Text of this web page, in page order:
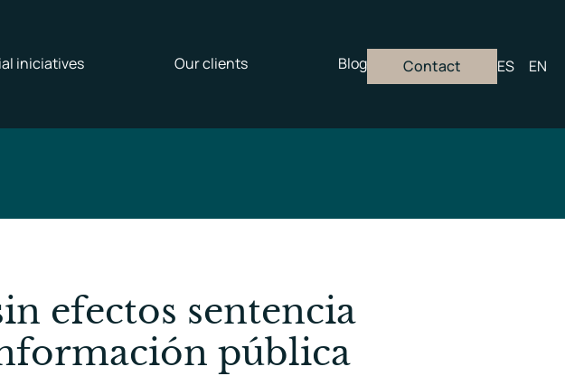
iniciatives Our clients Blog Contact ES EN
efectos sentencia
pública